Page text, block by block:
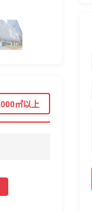
㎡以上